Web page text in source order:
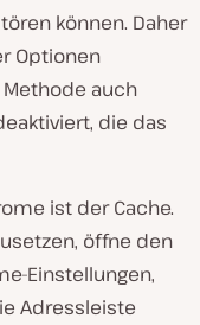
können. Daher
Optionen
auch
die das
ist der Cache.
öffne den
Einstellungen,
Adressleiste